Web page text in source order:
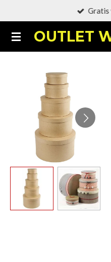
naar
de
OUTLET
Gratis